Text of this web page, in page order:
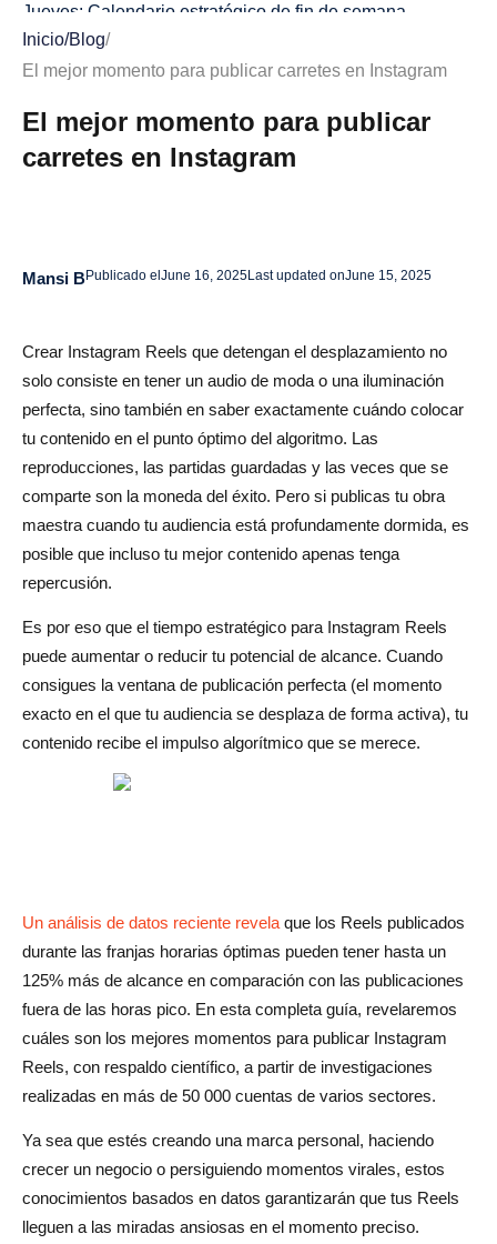
Jueves: Calendario estratégico de fin de semana
Sábado: horario flexible de fin de semana
Ubicación geográfica
Audiencias profesionales frente a audiencias casuales
El factor del algoritmo: cómo el tiempo afecta el alcance y
el compromiso
El principio de velocidad de compromiso
Estrategias de temporización específicas de la industria
Comercio electrónico y venta minorista
Comida y bebida
Fitness y bienestar
El enfoque de pruebas sistemáticas
Uso de Instagram Analytics para obtener información
sobre el tiempo
Consideraciones sobre el contenido más extenso
Inicio/Blog/
El mejor momento para publicar carretes en Instagram
El mejor momento para publicar
carretes en Instagram
Mansi BPublicado el June 16, 2025Last updated onJune 15, 2025
Crear Instagram Reels que detengan el desplazamiento no
solo consiste en tener un audio de moda o una iluminación
perfecta, sino también en saber exactamente cuándo colocar
tu contenido en el punto óptimo del algoritmo. Las
reproducciones, las partidas guardadas y las veces que se
comparte son la moneda del éxito. Pero si publicas tu obra
maestra cuando tu audiencia está profundamente dormida, es
posible que incluso tu mejor contenido apenas tenga
repercusión.
Es por eso que el tiempo estratégico para Instagram Reels
puede aumentar o reducir tu potencial de alcance. Cuando
consigues la ventana de publicación perfecta (el momento
exacto en el que tu audiencia se desplaza de forma activa), tu
contenido recibe el impulso algorítmico que se merece.
Un análisis de datos reciente revela que los Reels publicados
durante las franjas horarias óptimas pueden tener hasta un
125% más de alcance en comparación con las publicaciones
fuera de las horas pico. En esta completa guía, revelaremos
cuáles son los mejores momentos para publicar Instagram
Reels, con respaldo científico, a partir de investigaciones
realizadas en más de 50 000 cuentas de varios sectores.
Ya sea que estés creando una marca personal, haciendo
crecer un negocio o persiguiendo momentos virales, estos
conocimientos basados en datos garantizarán que tus Reels
lleguen a las miradas ansiosas en el momento preciso.